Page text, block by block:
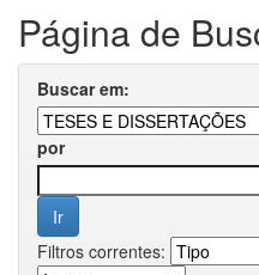
Página de
Buscar em:
por
Filtros correntes: